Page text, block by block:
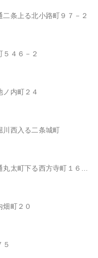
条上る北小路町９７－２
４６－２
内町２４
川西入る二条城町
町下る西方寺町１６０－１
畑町２０
５